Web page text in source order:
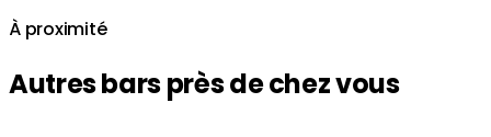
À proximité
Autres bars près de chez vous